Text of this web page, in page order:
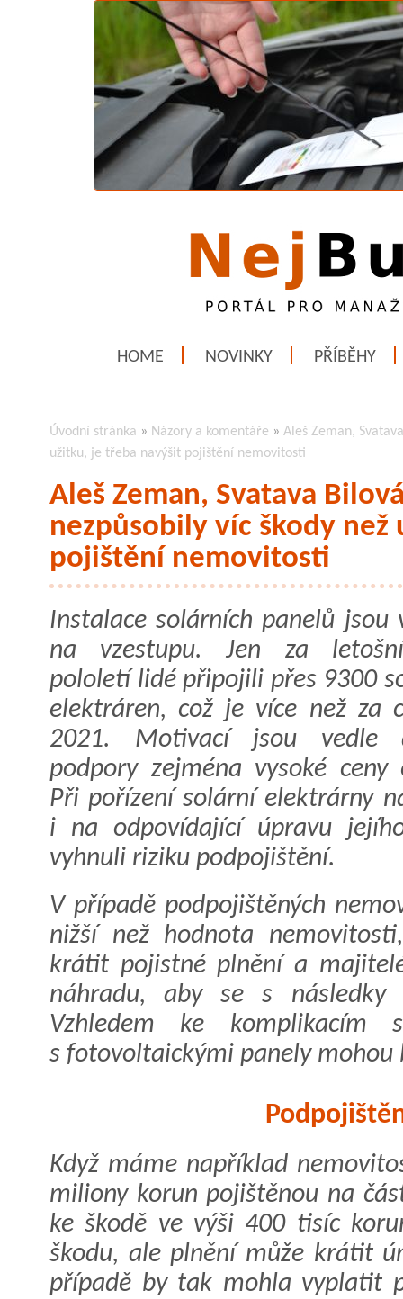
HOME NOVINKY PŘÍBĚHY
Úvodní stránka » Názory a komentáře » Aleš Zeman,
užitku, je třeba navýšit pojištění nemovitosti
Aleš Zeman, Svatava
nezpůsobily víc škody
pojištění nemovitosti
Instalace solárních panelů jsou
na vzestupu. Jen za
pololetí lidé připojili přes 9300
elektráren, což je více než za
2021. Motivací jsou vedle
podpory zejména vysoké ceny
Při pořízení solární elektrárny
i na odpovídající úpravu
vyhnuli riziku podpojištění.
V případě podpojištěných
nižší než hodnota
krátit pojistné plnění a
náhradu, aby se s následky
Vzhledem ke komplikacím
s fotovoltaickými panely mohou
Když máme například
miliony korun pojištěnou na
ke škodě ve výši 400 tisíc
škodu, ale plnění může krátit
případě by tak mohla vyplatit